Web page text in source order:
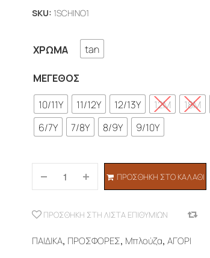
SKU: 1SCHINO1
ΧΡΏΜΑ tan
ΜΈΓΕΘΟΣ
10/11Y
11/12Y 12/13Y 12M 18M
6/7Y
7/8Y 8/9Y 9/10Y
ΠΡΟΣΘΉΚΗ ΣΤΟ ΚΑΛΆΘΙ
ΠΡΟΣΘΉΚΗ ΣΤΗ ΛΊΣΤΑ ΕΠΙΘΥΜΙΏΝ
ΠΑΙΔΙΚΑ, ΠΡΟΣΦΟΡΕΣ, Μπλούζα,ΑΓΟΡΙ